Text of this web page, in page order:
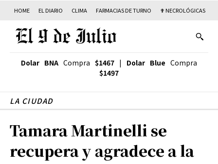
HOME EL DIARIO CLIMA FARMACIAS DE TURNO ✟ NECROLÓGICAS
Dolar BNA Compra $1467 | Dolar Blue Compra
$1497
LA CIUDAD
Tamara Martinelli se
recupera y agradece a la